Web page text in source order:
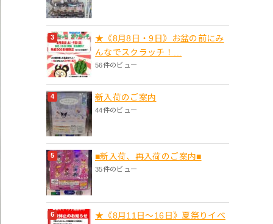
★《8月8日・9日》お盆の前にみ
んなでスクラッチ！...
56件のビュー
新入荷のご案内
44件のビュー
■新入荷、再入荷のご案内■
35件のビュー
★《8月11日～16日》夏祭りイベ